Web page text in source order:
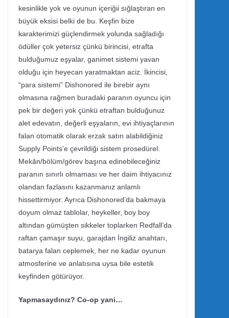
kesinlikle yok ve oyunun içeriğii sığlaştıran en
büyük eksisi belki de bu. Keşfin bize
karakterimizi güçlendirmek yolunda sağladığı
ödüller çok yetersiz çünkü birincisi, etrafta
bulduğumuz eşyalar, ganimet sistemi yavan
olduğu için heyecan yaratmaktan aciz. İkincisi,
“para sistemi” Dishonored ile birebir aynı
olmasına rağmen buradaki paranın oyuncu için
pek bir değeri yok çünkü etraftan bulduğunuz
alet edevatın, değerli eşyaların, evi ihtiyaçlarının
falan otomatik olarak erzak satın alabildiğiniz
Supply Points’e çevrildiği sistem prosedürel.
Mekân/bölüm/görev başına edinebileceğiniz
paranın sınırlı olmaması ve her daim ihtiyacınız
olandan fazlasını kazanmanız anlamlı
hissettirmiyor. Ayrıca Dishonored’da bakmaya
doyum olmaz tablolar, heykeller, boy boy
altından gümüşten sikkeler toplarken Redfall’da
raftan çamaşır suyu, garajdan İngiliz anahtarı,
batarya falan ceplemek, her ne kadar oyunun
atmosferine ve anlatısına uysa bile estetik
keyfinden götürüyor.
Yapmasaydınız? Co-op yani…